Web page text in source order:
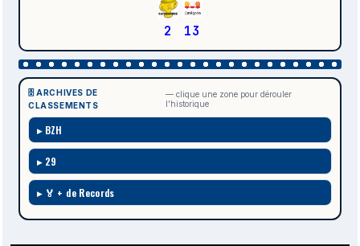
2 13
🗄️ ARCHIVES DE
CLASSEMENTS
— clique une zone pour dérouler
l'historique
BZH
29
🏅 + de Records